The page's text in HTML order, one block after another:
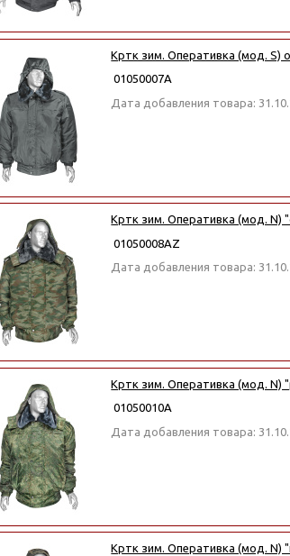
Кртк зим. Оперативка (мод. S)
01050007А
Дата добавления товара:
Кртк зим. Оперативка (мод. N)
01050008АZ
Дата добавления товара:
Кртк зим. Оперативка (мод. N)
01050010А
Дата добавления товара:
Кртк зим. Оперативка (мод. N)